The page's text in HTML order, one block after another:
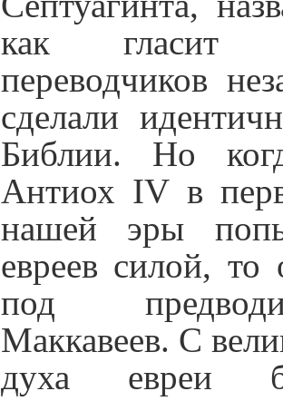
как гласит
переводчиков
сделали
Библии. Но
Антиох IV в
нашей эры
евреев силой, то
под
Маккавеев. С
духа евреи